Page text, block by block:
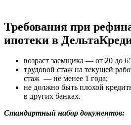
Требования при
ипотеки в
возраст заемщика — от 20 до
трудовой стаж на текущей
стаж — не менее 1 года;
не должно быть плохой
в других банках.
Стандартный набор документов: